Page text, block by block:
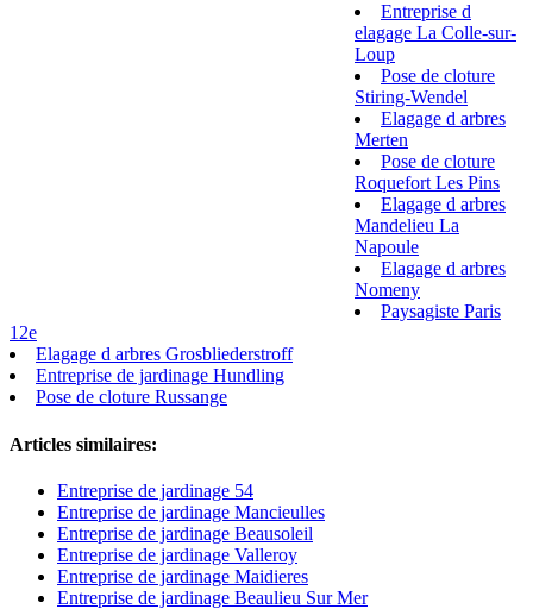
Entreprise d
elagage La Colle-sur-
Loup
Pose de cloture
Stiring-Wendel
Elagage d arbres
Merten
Pose de cloture
Roquefort Les Pins
Elagage d arbres
Mandelieu La
Napoule
Elagage d arbres
Nomeny
Paysagiste Paris
12e
Elagage d arbres Grosbliederstroff
Entreprise de jardinage Hundling
Pose de cloture Russange
Articles similaires:
Entreprise de jardinage 54
Entreprise de jardinage Mancieulles
Entreprise de jardinage Beausoleil
Entreprise de jardinage Valleroy
Entreprise de jardinage Maidieres
Entreprise de jardinage Beaulieu Sur Mer